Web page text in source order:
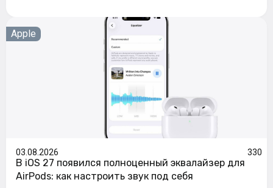
Apple
03.08.2026 330
В iOS 27 появился полноценный эквалайзер для
AirPods: как настроить звук под себя